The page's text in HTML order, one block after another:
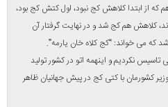
خانم دلواپس…
از مواجه با منتقدان…
را بی سواد، بی شناسنامه و اکنون هم که
البته به بدن سالم”…